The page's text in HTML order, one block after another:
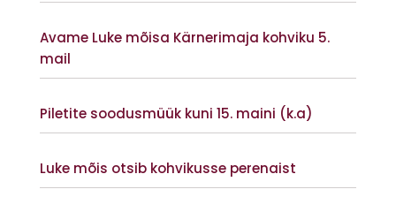
Avame Luke mõisa Kärnerimaja kohviku 5.
mail
Piletite soodusmüük kuni 15. maini (k.a)
Luke mõis otsib kohvikusse perenaist